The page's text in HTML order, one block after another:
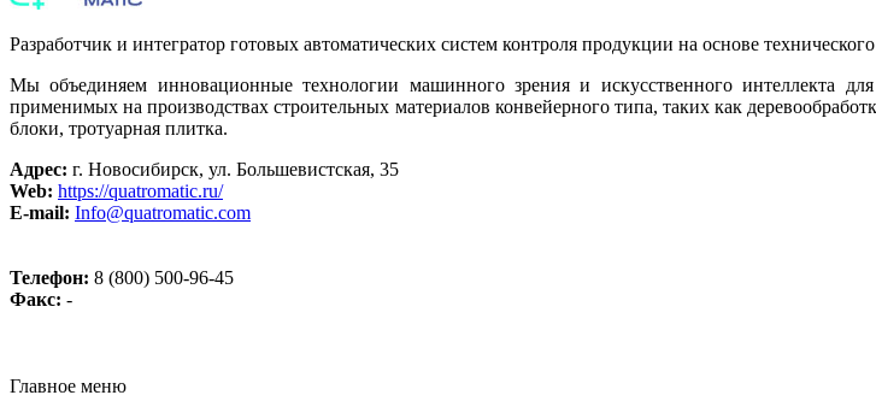
Разработчик и интегратор готовых автоматических систем контроля продукции на основе
Мы объединяем инновационные технологии машинного зрения и искусственного интеллекта
применимых на производствах строительных материалов конвейерного типа, таких как
блоки, тротуарная плитка.
Адрес: г. Новосибирск, ул. Большевистская, 35
Web: https://quatromatic.ru/
E-mail: Info@quatromatic.com
Телефон: 8 (800) 500-96-45
Факс: -
Главное меню